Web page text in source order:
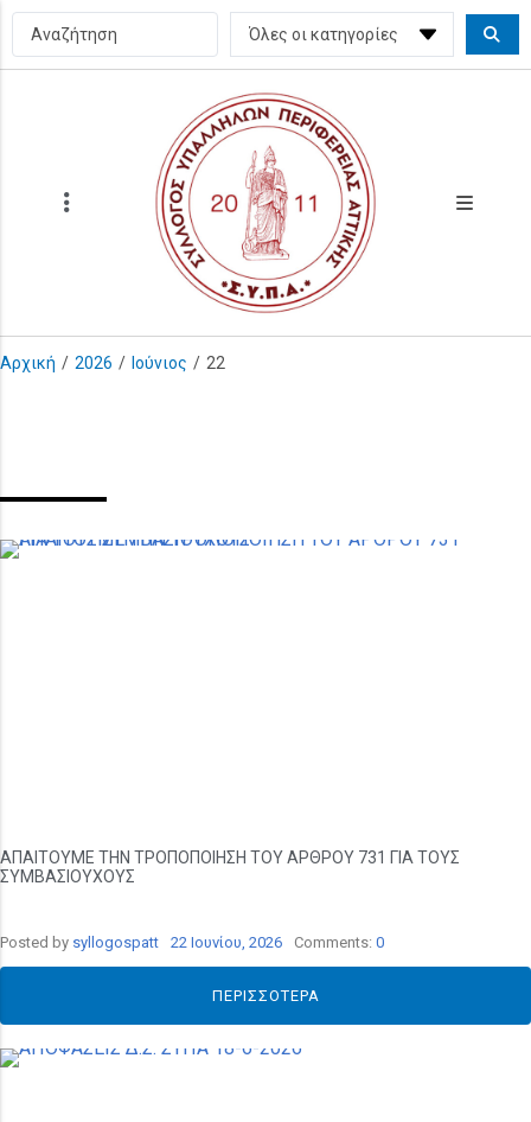
Αρχική / 2026 / Ιούνιος / 22
ΑΠΑΙΤΟΥΜΕ ΤΗΝ ΤΡΟΠΟΠΟΙΗΣΗ ΤΟΥ ΑΡΘΡΟΥ 731 ΓΙΑ ΤΟΥΣ
ΣΥΜΒΑΣΙΟΥΧΟΥΣ
Posted by syllogospatt 22 Ιουνίου, 2026 Comments: 0
ΠΕΡΙΣΣΌΤΕΡΑ